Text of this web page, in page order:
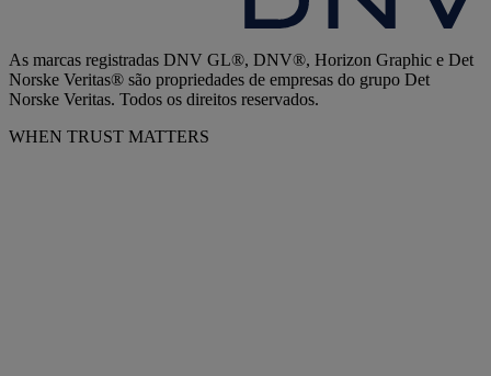
As marcas registradas DNV GL®, DNV®, Horizon Graphic e Det
Norske Veritas® são propriedades de empresas do grupo Det
Norske Veritas. Todos os direitos reservados.
WHEN TRUST MATTERS